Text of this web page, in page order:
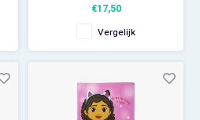
zeemeermin. Deze grote Disney
handdoek is ideaal voor
thuisgebruik, voor bij de
zwemles of om als strandlaken
het strand.
Afmeting: 70
€17,50
Vergelijk